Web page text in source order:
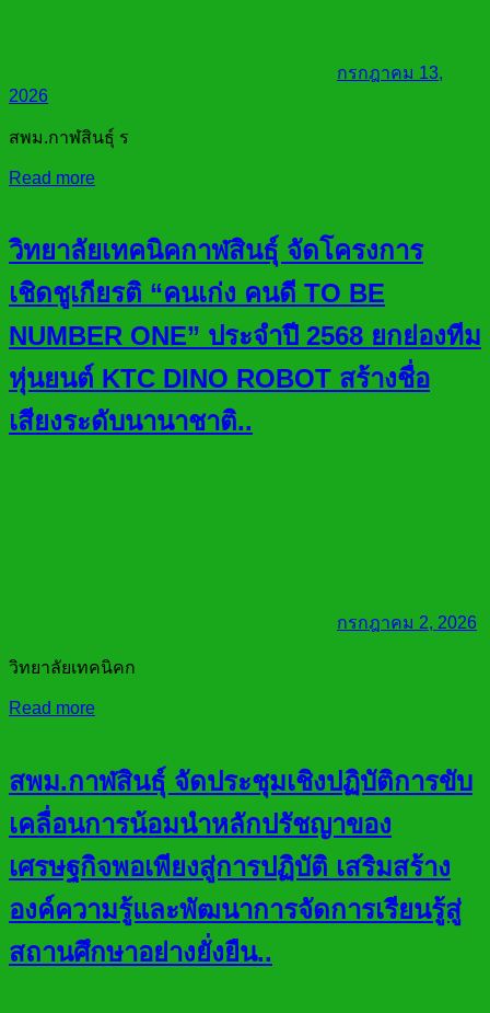
กรกฎาคม 13,
2026
สพม.กาฬสินธุ์ ร
Read more
วิทยาลัยเทคนิคกาฬสินธุ์ จัดโครงการ
เชิดชูเกียรติ “คนเก่ง คนดี TO BE
NUMBER ONE” ประจำปี 2568 ยกย่องทีม
หุ่นยนต์ KTC DINO ROBOT สร้างชื่อ
เสียงระดับนานาชาติ..
กรกฎาคม 2, 2026
วิทยาลัยเทคนิคก
Read more
สพม.กาฬสินธุ์ จัดประชุมเชิงปฏิบัติการขับ
เคลื่อนการน้อมนำหลักปรัชญาของ
เศรษฐกิจพอเพียงสู่การปฏิบัติ เสริมสร้าง
องค์ความรู้และพัฒนาการจัดการเรียนรู้สู่
สถานศึกษาอย่างยั่งยืน..